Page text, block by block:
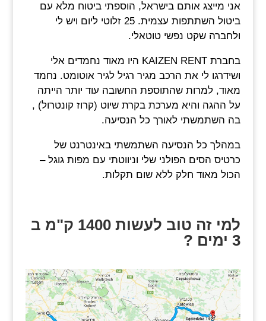
אני מייצג אותם בישראל, הוספתי ביטוח מלא עם
ביטול השתתפות עצמית. 25 זלוטי ליום ויש לי
ולחברה שקט נפשי טוטאלי.
בחברת KAIZEN RENT היו מאוד נחמדים אלי
ושידרגו לי את הרכב מגיר רגיל לגיר אוטומט. נחמד
מאוד, למרות שהתוספת החשובה עוד יותר הייתה
על ההגה והיא מערכת בקרת שיוט (קרוז קונטרול) ,
בה השתמשתי לאורך כל הנסיעה.
במהלך כל הנסיעה השתמשתי באינטרנט של
כרטיס הסים הפולני שלי וניווטתי עם מפות גוגל –
הכול מאוד חלק ללא שום תקלות.
למי זה טוב לעשות 1400 ק"מ ב
3 ימים ?